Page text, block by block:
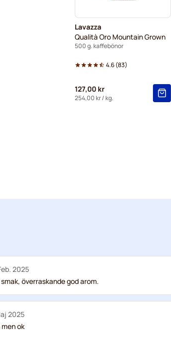
Lavazza
Qualità Oro Mountain Grown
500 g. kaffebönor
4.6(83)
127,00 kr
254,00 kr/ kg.
2025
överraskande god arom.
2025
ok